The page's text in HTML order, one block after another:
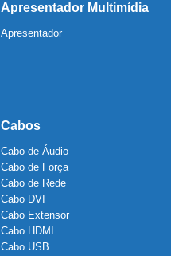
Apresentador Multimídia
Apresentador
Cabos
Cabo de Áudio
Cabo de Força
Cabo de Rede
Cabo DVI
Cabo Extensor
Cabo HDMI
Cabo USB